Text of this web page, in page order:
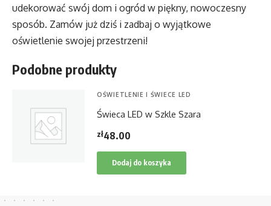
udekorować swój dom i ogród w piękny, nowoczesny
sposób. Zamów już dziś i zadbaj o wyjątkowe
oświetlenie swojej przestrzeni!
Podobne produkty
OŚWIETLENIE I ŚWIECE LED
Świeca LED w Szkle Szara
zł48.00
Dodaj do koszyka